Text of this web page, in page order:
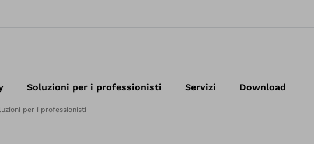
Soluzioni per i professionisti Servizi Download
per i professionisti